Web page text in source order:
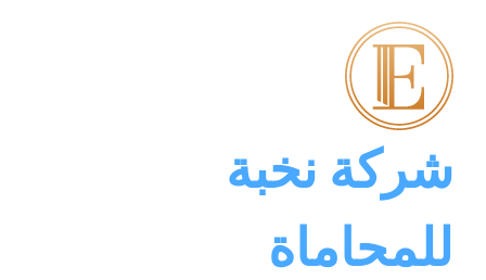
content
شركة نخبة
للمحاماة